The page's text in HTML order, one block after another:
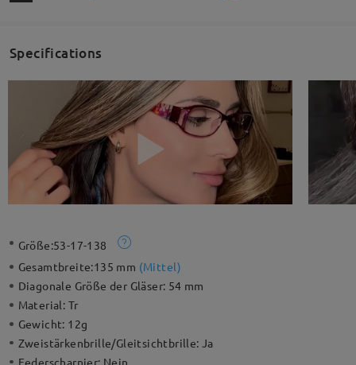
Specifications
Größe:53-17-138
Gesamtbreite:135 mm (Mittel)
Diagonale Größe der Gläser: 54 mm
Material: Tr
Gewicht: 12g
Zweistärkenbrille/Gleitsichtbrille:Ja
Federscharnier: Nein